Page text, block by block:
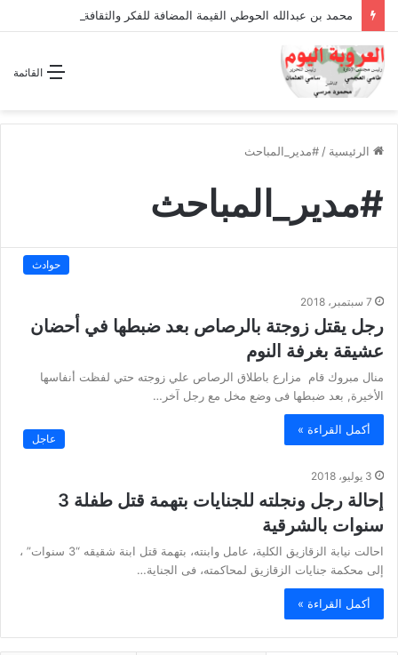
محمد بن عبدالله الحوطي القيمة المضافة للفكر والثقافة والتاريخ !
القائمة
الرئيسية / #مدير_المباحث
#مدير_المباحث
حوادث
7 سبتمبر، 2018
رجل يقتل زوجتة بالرصاص بعد ضبطها في أحضان
عشيقة بغرفة النوم
منال مبروك قام مزارع باطلاق الرصاص علي زوجته حتي لفظت أنفاسها
الأخيرة, بعد ضبطها فى وضع مخل مع رجل آخر…
أكمل القراءة »
عاجل
3 يوليو، 2018
إحالة رجل ونجلته للجنايات بتهمة قتل طفلة 3
سنوات بالشرقية
احالت نيابة الزقازيق الكلية، عامل وابنته، بتهمة قتل ابنة شقيقه “3 سنوات” ،
إلى محكمة جنايات الزقازيق لمحاكمته، فى الجناية…
أكمل القراءة »